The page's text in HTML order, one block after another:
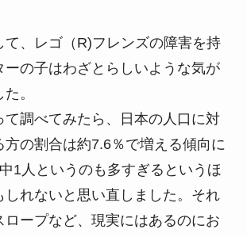
て、レゴ（R)フレンズの障害を持
ーの子はわざとらしいような気が
。
て調べてみたら、日本の人口に対
方の割合は約7.6％で増える傾向に
1人というのも多すぎるというほ
しれないと思い直しました。それ
ロープなど、現実にはあるのにお